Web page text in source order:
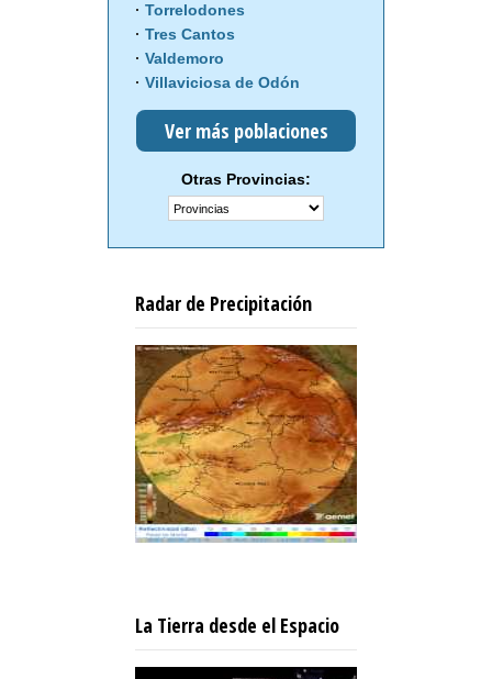
Torrelodones
Tres Cantos
Valdemoro
Villaviciosa de Odón
Ver más poblaciones
Otras Provincias:
Radar de Precipitación
La Tierra desde el Espacio